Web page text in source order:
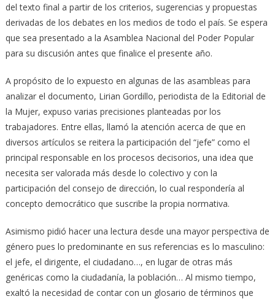
del texto final a partir de los criterios, sugerencias y propuestas
derivadas de los debates en los medios de todo el país. Se espera
que sea presentado a la Asamblea Nacional del Poder Popular
para su discusión antes que finalice el presente año.
A propósito de lo expuesto en algunas de las asambleas para
analizar el documento, Lirian Gordillo, periodista de la Editorial de
la Mujer, expuso varias precisiones planteadas por los
trabajadores. Entre ellas, llamó la atención acerca de que en
diversos artículos se reitera la participación del “jefe” como el
principal responsable en los procesos decisorios, una idea que
necesita ser valorada más desde lo colectivo y con la
participación del consejo de dirección, lo cual respondería al
concepto democrático que suscribe la propia normativa.
Asimismo pidió hacer una lectura desde una mayor perspectiva de
género pues lo predominante en sus referencias es lo masculino:
el jefe, el dirigente, el ciudadano…, en lugar de otras más
genéricas como la ciudadanía, la población… Al mismo tiempo,
exaltó la necesidad de contar con un glosario de términos que